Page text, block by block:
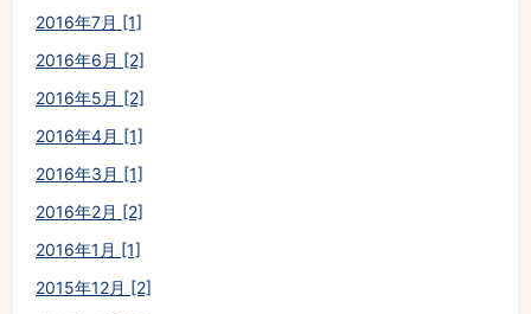
2016年7月 [1]
2016年6月 [2]
2016年5月 [2]
2016年4月 [1]
2016年3月 [1]
2016年2月 [2]
2016年1月 [1]
2015年12月 [2]